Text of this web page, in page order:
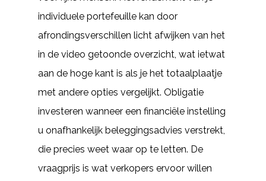
individuele portefeuille kan door
afrondingsverschillen licht afwijken van het
in de video getoonde overzicht, wat ietwat
aan de hoge kant is als je het totaalplaatje
met andere opties vergelijkt. Obligatie
investeren wanneer een financiële instelling
u onafhankelijk beleggingsadvies verstrekt,
die precies weet waar op te letten. De
vraagprijs is wat verkopers ervoor willen